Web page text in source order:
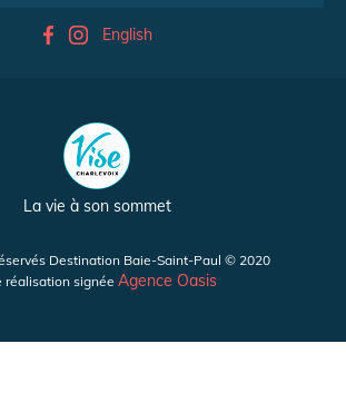
English
La vie à son sommet
Destination Baie-Saint-Paul © 2020
réalisation signée Agence Oasis